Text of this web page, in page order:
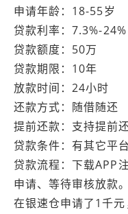
申请年龄：18-55岁
贷款利率：7.3%-24%
贷款额度：50万
贷款期限：10年
放款时间：24小时
还款方式：随借随还
提前还款：支持提前
贷款条件：有其它平
贷款流程：下载APP
申请、等待审核放款。
在银速仓申请了1千